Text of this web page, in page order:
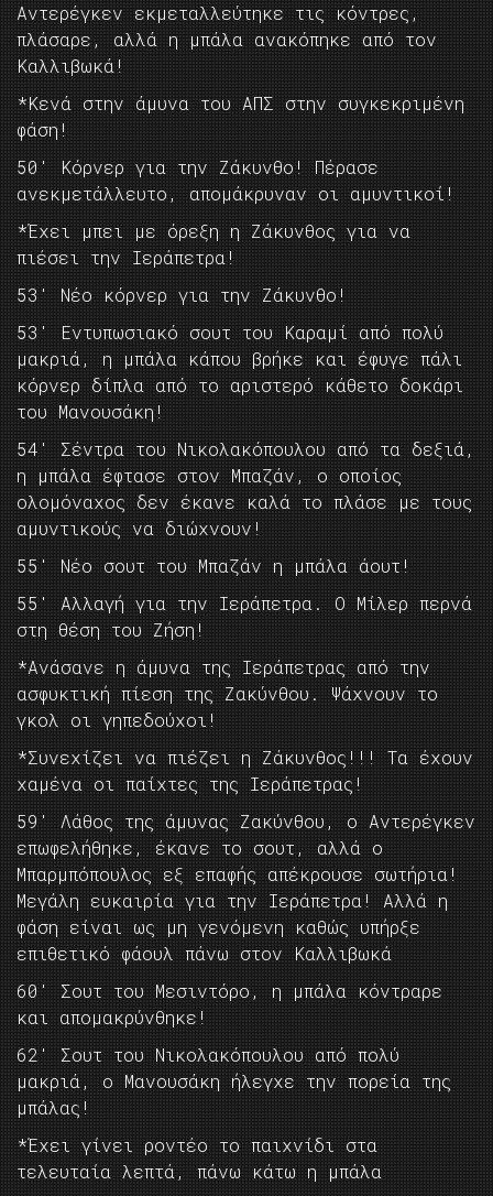
Αντερέγκεν εκμεταλλεύτηκε τις κόντρες,
πλάσαρε, αλλά η μπάλα ανακόπηκε από τον
Καλλιβωκά!
*Κενά στην άμυνα του ΑΠΣ στην συγκεκριμένη
φάση!
50′ Κόρνερ για την Ζάκυνθο! Πέρασε
ανεκμετάλλευτο, απομάκρυναν οι αμυντικοί!
*Έχει μπει με όρεξη η Ζάκυνθος για να
πιέσει την Ιεράπετρα!
53′ Νέο κόρνερ για την Ζάκυνθο!
53′ Εντυπωσιακό σουτ του Καραμί από πολύ
μακριά, η μπάλα κάπου βρήκε και έφυγε πάλι
κόρνερ δίπλα από το αριστερό κάθετο δοκάρι
του Μανουσάκη!
54′ Σέντρα του Νικολακόπουλου από τα δεξιά,
η μπάλα έφτασε στον Μπαζάν, ο οποίος
ολομόναχος δεν έκανε καλά το πλάσε με τους
αμυντικούς να διώχνουν!
55′ Νέο σουτ του Μπαζάν η μπάλα άουτ!
55′ Αλλαγή για την Ιεράπετρα. Ο Μίλερ περνά
στη θέση του Ζήση!
*Ανάσανε η άμυνα της Ιεράπετρας από την
ασφυκτική πίεση της Ζακύνθου. Ψάχνουν το
γκολ οι γηπεδούχοι!
*Συνεχίζει να πιέζει η Ζάκυνθος!!! Τα έχουν
χαμένα οι παίχτες της Ιεράπετρας!
59′ Λάθος της άμυνας Ζακύνθου, ο Αντερέγκεν
επωφελήθηκε, έκανε το σουτ, αλλά ο
Μπαρμπόπουλος εξ επαφής απέκρουσε σωτήρια!
Μεγάλη ευκαιρία για την Ιεράπετρα! Αλλά η
φάση είναι ως μη γενόμενη καθώς υπήρξε
επιθετικό φάουλ πάνω στον Καλλιβωκά
60′ Σουτ του Μεσιντόρο, η μπάλα κόντραρε
και απομακρύνθηκε!
62′ Σουτ του Νικολακόπουλου από πολύ
μακριά, ο Μανουσάκη ήλεγχε την πορεία της
μπάλας!
*Έχει γίνει ροντέο το παιχνίδι στα
τελευταία λεπτά, πάνω κάτω η μπάλα